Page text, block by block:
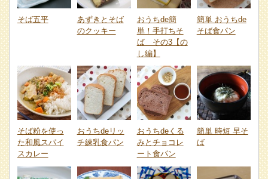
そば五平
あずきとそば
のクッキー
おうちde簡
単！手打ちそ
ば その3【の
し編】
簡単 おうちde
そば食パン
そば粉を使っ
た和風スパイ
スカレー
おうちdeリッ
チ練乳食パン
おうちdeくる
みとチョコレ
ート食パン
簡単 時短 早そ
ば